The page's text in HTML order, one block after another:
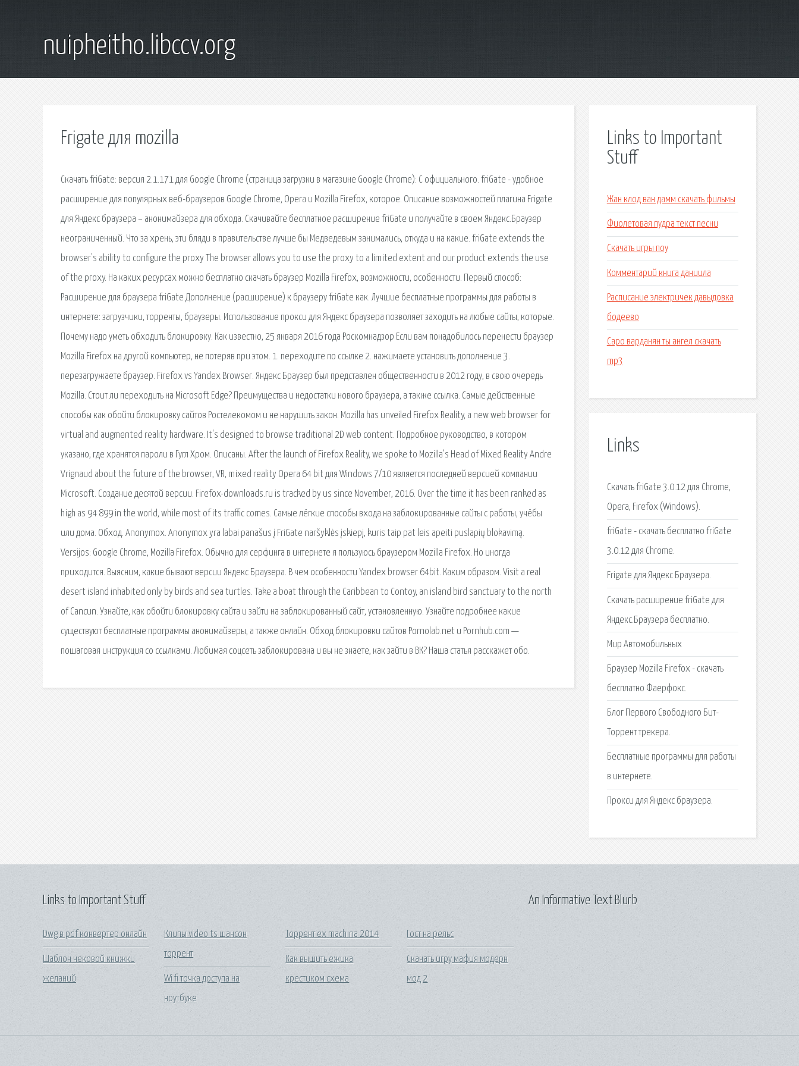
nuipheitho.libccv.org
Frigate для mozilla
Скачать friGate: версия 2.1.171 для Google Chrome (cтраница загрузки в магазине Google Chrome): С официального. friGate - удобное
расширение для популярных веб-браузеров Google Chrome, Opera и Mozilla Firefox, которое. Описание возможностей плагина Frigate
для Яндекс браузера – анонимайзера для обхода. Скачивайте бесплатное расширение friGate и получайте в своем Яндекс.Браузер
неограниченный. Что за хрень, эти бляди в правительстве лучше бы Медведевым занимались, откуда и на какие. friGate extends the
browser's ability to configure the proxy The browser allows you to use the proxy to a limited extent and our product extends the use
of the proxy. На каких ресурсах можно бесплатно скачать браузер Mozilla Firefox, возможности, особенности. Первый способ:
Расширение для браузера friGate Дополнение (расширение) к браузеру friGate как. Лучшие бесплатные программы для работы в
интернете: загрузчики, торренты, браузеры. Использование прокси для Яндекс браузера позволяет заходить на любые сайты, которые.
Почему надо уметь обходить блокировку. Как известно, 25 января 2016 года Роскомнадзор Если вам понадобилось перенести браузер
Mozilla Firefox на другой компьютер, не потеряв при этом. 1. переходите по ссылке 2. нажимаете установить дополнение 3.
перезагружаете браузер. Firefox vs Yandex Browser. Яндекс Браузер был представлен общественности в 2012 году, в свою очередь
Mozilla. Стоит ли переходить на Microsoft Edge? Преимущества и недостатки нового браузера, а также ссылка. Самые действенные
способы как обойти блокировку сайтов Ростелекомом и не нарушить закон. Mozilla has unveiled Firefox Reality, a new web browser for
virtual and augmented reality hardware. It's designed to browse traditional 2D web content. Подробное руководство, в котором
указано, где хранятся пароли в Гугл Хром. Описаны. After the launch of Firefox Reality, we spoke to Mozilla’s Head of Mixed Reality Andre
Vrignaud about the future of the browser, VR, mixed reality Opera 64 bit для Windows 7/10 является последней версией компании
Microsoft. Создание десятой версии. Firefox-downloads.ru is tracked by us since November, 2016. Over the time it has been ranked as
high as 94 899 in the world, while most of its traffic comes. Самые лёгкие способы входа на заблокированные сайты с работы, учёбы
или дома. Обход. Anonymox. Anonymox yra labai panašus į FriGate naršyklės įskiepį, kuris taip pat leis apeiti puslapių blokavimą.
Versijos: Google Chrome, Mozilla Firefox. Обычно для серфинга в интернете я пользуюсь браузером Mozilla Firefox. Но иногда
приходится. Выясним, какие бывают версии Яндекс Браузера. В чем особенности Yandex browser 64bit. Каким образом. Visit a real
desert island inhabited only by birds and sea turtles. Take a boat through the Caribbean to Contoy, an island bird sanctuary to the north
of Cancun. Узнайте, как обойти блокировку сайта и зайти на заблокированный сайт, установленную. Узнайте подробнее какие
существуют бесплатные программы анонимайзеры, а также онлайн. Обход блокировки сайтов Pornolab.net и Pornhub.com —
пошаговая инструкция со ссылками. Любимая соцсеть заблокирована и вы не знаете, как зайти в ВК? Наша статья расскажет обо.
Links to Important
Stuff
Жан клод ван дамм скачать фильмы
Фиолетовая пудра текст песни
Скачать игры поу
Комментарий книга даниила
Расписание электричек давыдовка
бодеево
Саро варданян ты ангел скачать
mp3
Links
Cкачать friGate 3.0.12 для Chrome,
Opera, Firefox (Windows).
friGate - скачать бесплатно friGate
3.0.12 для Chrome.
Frigate для Яндекс Браузера.
Скачать расширение friGate для
Яндекс.Браузера бесплатно.
Мир Автомобильных
Браузер Mozilla Firefox - скачать
бесплатно Фаерфокс.
Блог Первого Свободного Бит-
Торрент трекера.
Бесплатные программы для работы
в интернете.
Прокси для Яндекс браузера.
Links to Important Stuff
Dwg в pdf конвертер онлайн
Шаблон чековой книжки
желаний
Клипы video ts шансон
торрент
Wi fi точка доступа на
ноутбуке
Торрент ex machina 2014
Как вышить ежика
крестиком схема
Гост на рельс
Скачать игру мафия модерн
мод 2
An Informative Text Blurb